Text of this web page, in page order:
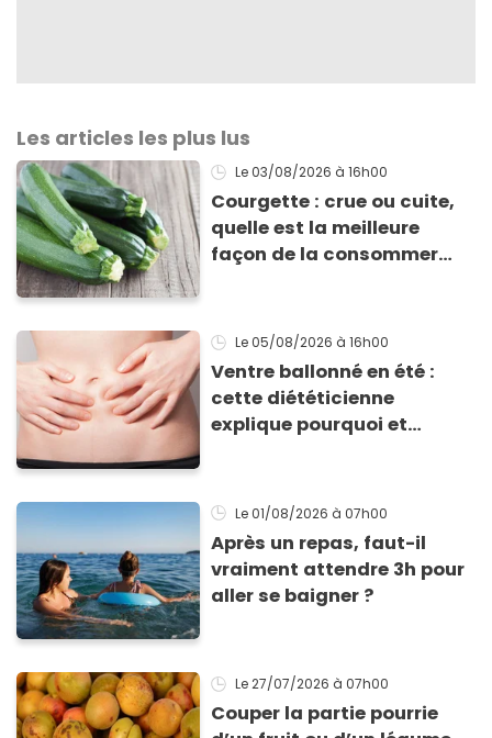
Les articles les plus lus
Le 03/08/2026 à 16h00
Courgette : crue ou cuite,
quelle est la meilleure
façon de la consommer
Le 05/08/2026 à 16h00
Ventre ballonné en été :
cette diététicienne
explique pourquoi et
Le 01/08/2026 à 07h00
Après un repas, faut-il
vraiment attendre 3h pour
aller se baigner ?
Le 27/07/2026 à 07h00
Couper la partie pourrie